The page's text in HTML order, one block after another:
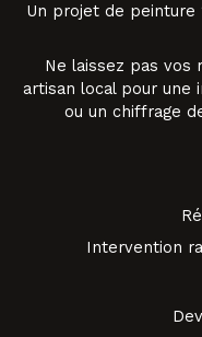
Un projet de peinture
Ne laissez pas vos
artisan local pour une
ou un chiffrage
Intervention